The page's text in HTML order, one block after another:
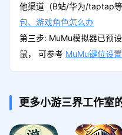
他渠道（B站/华为/taptap
包、游戏角色怎么办
第三步: MuMu模拟器已预
鼠， 可参考 MuMu键位设
更多小游三界工作室